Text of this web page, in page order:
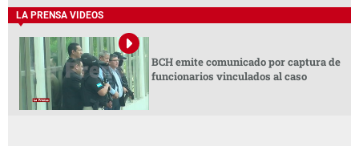
LA PRENSA VIDEOS
BCH emite comunicado por captura de
funcionarios vinculados al caso